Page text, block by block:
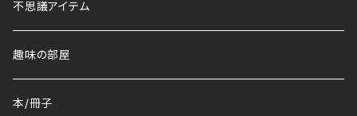
不思議アイテム
趣味の部屋
本/冊子